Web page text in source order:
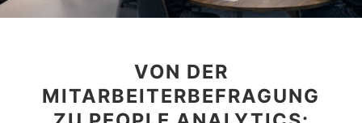
VON DER
MITARBEITERBEFRAGUNG